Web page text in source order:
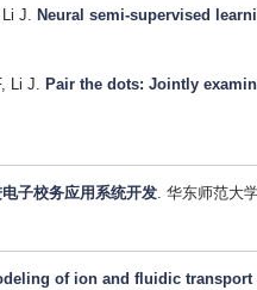
J Neural semi-supervised
Li J Pair the dots: Jointly
子校务应用系统开发 . 华东师范大
of ion and fluidic